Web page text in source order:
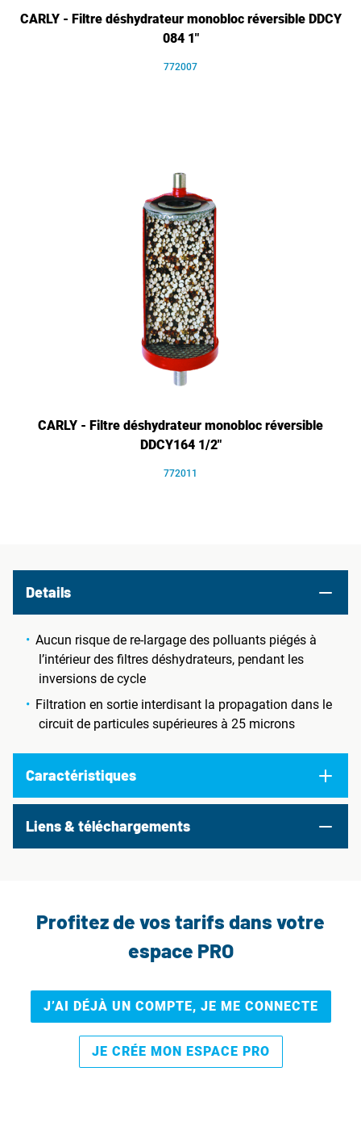
CARLY - Filtre déshydrateur monobloc réversible DDCY
084 1"
772007
CARLY - Filtre déshydrateur monobloc réversible
DDCY164 1/2"
772011
Details
Aucun risque de re-largage des polluants piégés à
l’intérieur des filtres déshydrateurs, pendant les
inversions de cycle
Filtration en sortie interdisant la propagation dans le
circuit de particules supérieures à 25 microns
Caractéristiques
Liens & téléchargements
Profitez de vos tarifs dans votre
espace PRO
J’AI DÉJÀ UN COMPTE, JE ME CONNECTE
JE CRÉE MON ESPACE PRO